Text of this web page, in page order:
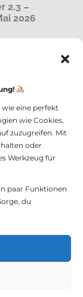
eine perfekt
wie Cookies,
zuzugreifen. Mit
oder
Werkzeug für
paar Funktionen
du
2.3 –
2026
und